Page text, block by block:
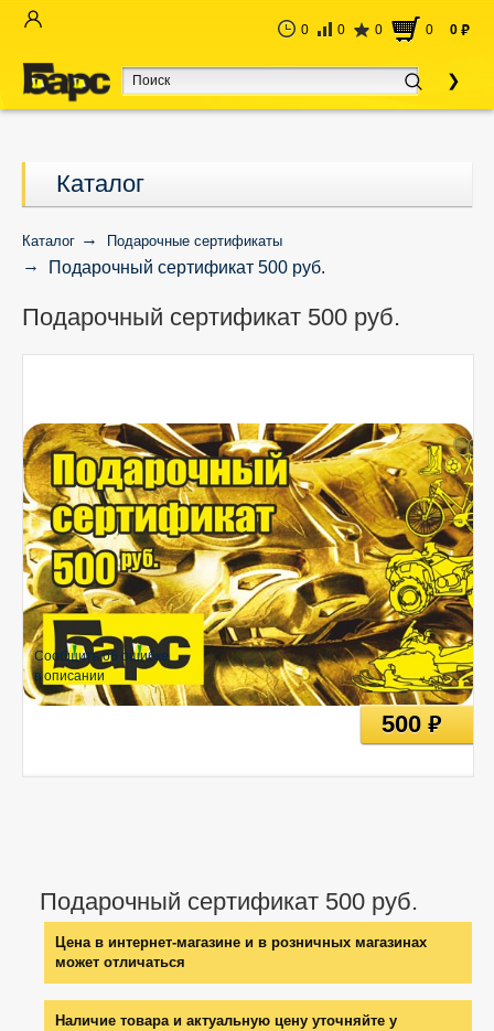
0 0 0 0 0 руб
Каталог
Каталог Подарочные сертификаты
Подарочный сертификат 500 руб.
Подарочный сертификат 500 руб.
Подарочный сертификат 500 руб.
Цена в интернет-магазине и в розничных магазинах
может отличаться
Наличие товара и актуальную цену уточняйте у
Сообщить об ошибке
в описании
500руб